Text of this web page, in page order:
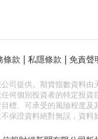
條款 私隱條款 免責聲
司提供。期貨指數資料
何個別投資者的特定投
標、可承受的風險程度
保證資料絕對無誤，資料